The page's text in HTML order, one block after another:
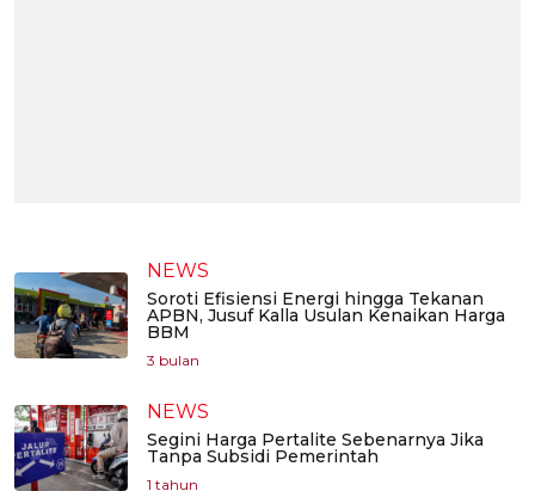
NEWS
Soroti Efisiensi Energi hingga Tekanan
APBN, Jusuf Kalla Usulan Kenaikan Harga
BBM
3 bulan
NEWS
Segini Harga Pertalite Sebenarnya Jika
Tanpa Subsidi Pemerintah
1 tahun